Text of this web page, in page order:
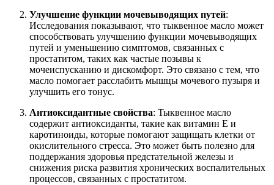
Улучшение функции мочевыводящих путей:
Исследования показывают, что тыквенное масло может
способствовать улучшению функции мочевыводящих
путей и уменьшению симптомов, связанных с
простатитом, таких как частые позывы к
мочеиспусканию и дискомфорт. Это связано с тем, что
масло помогает расслабить мышцы мочевого пузыря и
улучшить его тонус.
Антиоксидантные свойства: Тыквенное масло
содержит антиоксиданты, такие как витамин E и
каротиноиды, которые помогают защищать клетки от
окислительного стресса. Это может быть полезно для
поддержания здоровья предстательной железы и
снижения риска развития хронических воспалительных
процессов, связанных с простатитом.